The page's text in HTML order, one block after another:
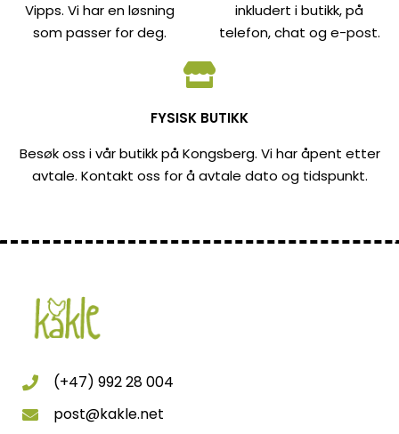
Vipps. Vi har en løsning
som passer for deg.
inkludert i butikk, på
telefon, chat og e-post.
FYSISK BUTIKK
Besøk oss i vår butikk på Kongsberg. Vi har åpent etter
avtale. Kontakt oss for å avtale dato og tidspunkt.
(+47) 992 28 004
post@kakle.net